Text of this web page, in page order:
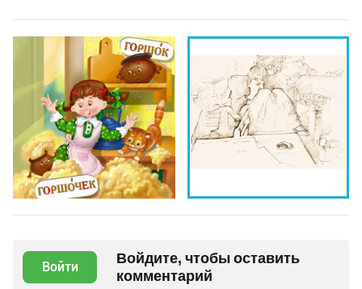
Войти
Войдите, чтобы оставить
комментарий